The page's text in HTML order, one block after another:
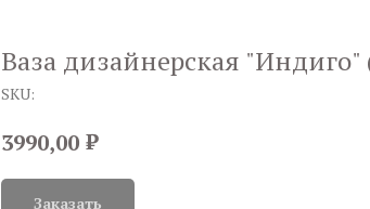
Ваза дизайнерская "Индиго"
SKU:
3990,00 ₽
Заказать